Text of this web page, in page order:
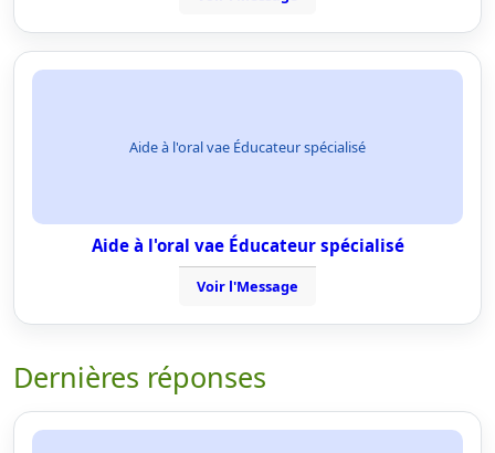
Aide à l'oral vae Éducateur spécialisé
Aide à l'oral vae Éducateur spécialisé
Voir l'Message
Dernières réponses